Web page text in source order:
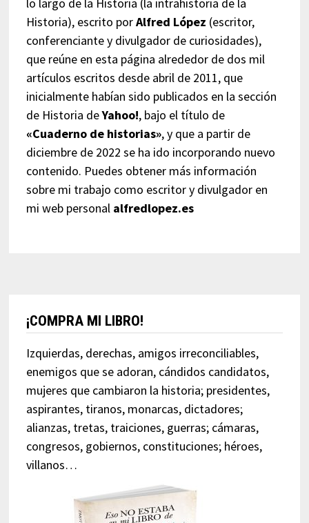
Historia), escrito porAlfred López (escritor,
conferenciante y divulgador de curiosidades),
que reúne en esta página alrededor de dos mil
artículos escritos desde abril de 2011, que
inicialmente habían sido publicados en la sección
de Historia deYahoo!, bajo el título de
«Cuaderno de historias», y que a partir de
diciembre de 2022 se ha ido incorporando nuevo
contenido. Puedes obtener más información
sobre mi trabajo como escritor y divulgador en
mi web personal alfredlopez.es
¡COMPRA MI LIBRO!
Izquierdas, derechas, amigos irreconciliables,
enemigos que se adoran, cándidos candidatos,
mujeres que cambiaron la historia; presidentes,
aspirantes, tiranos, monarcas, dictadores;
alianzas, tretas, traiciones, guerras; cámaras,
congresos, gobiernos, constituciones; héroes,
villanos…